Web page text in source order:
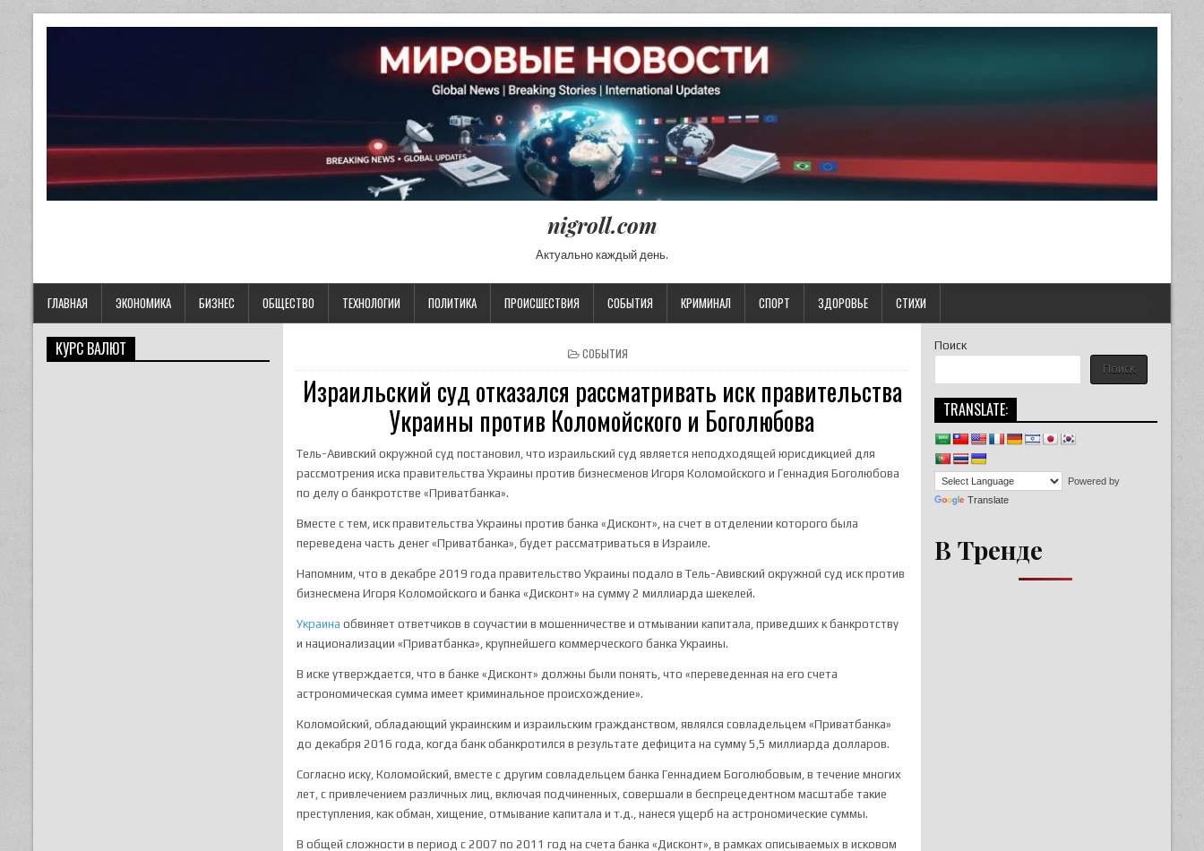
nigroll.com
Актуально каждый день.
ГЛАВНАЯ ЭКОНОМИКА БИЗНЕС ОБЩЕСТВО ТЕХНОЛОГИИ ПОЛИТИКА ПРОИСШЕСТВИЯ СОБЫТИЯ КРИМИНАЛ СПОРТ ЗДОРОВЬЕ СТИХИ
POSTED IN
СОБЫТИЯ
Израильский суд отказался рассматривать иск правительства
Украины против Коломойского и Боголюбова
Тель-Авивский окружной суд постановил, что израильский суд является неподходящей юрисдикцией для
рассмотрения иска правительства Украины против бизнесменов Игоря Коломойского и Геннадия Боголюбова
по делу о банкротстве «Приватбанка».
Вместе с тем, иск правительства Украины против банка «Дисконт», на счет в отделении которого была
переведена часть денег «Приватбанка», будет рассматриваться в Израиле.
Напомним, что в декабре 2019 года правительство Украины подало в Тель-Авивский окружной суд иск против
бизнесмена Игоря Коломойского и банка «Дисконт» на сумму 2 миллиарда шекелей.
Украина обвиняет ответчиков в соучастии в мошенничестве и отмывании капитала, приведших к банкротству
и национализации «Приватбанка», крупнейшего коммерческого банка Украины.
В иске утверждается, что в банке «Дисконт» должны были понять, что «переведенная на его счета
астрономическая сумма имеет криминальное происхождение».
Коломойский, обладающий украинским и израильским гражданством, являлся совладельцем «Приватбанка»
до декабря 2016 года, когда банк обанкротился в результате дефицита на сумму 5,5 миллиарда долларов.
Согласно иску, Коломойский, вместе с другим совладельцем банка Геннадием Боголюбовым, в течение многих
лет, с привлечением различных лиц, включая подчиненных, совершали в беспрецедентном масштабе такие
преступления, как обман, хищение, отмывание капитала и т.д., нанеся ущерб на астрономические суммы.
В общей сложности в период с 2007 по 2011 год на счета банка «Дисконт», в рамках описываемых в исковом
Поиск
Поиск
TRANSLATE:
Powered by
Translate
В Тренде
КУРС ВАЛЮТ